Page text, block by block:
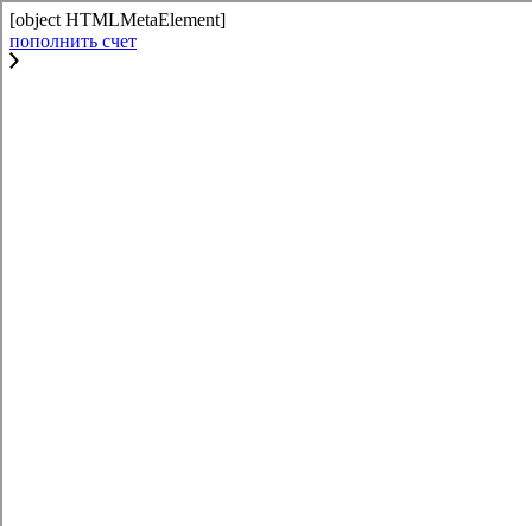
[object HTMLMetaElement]
пополнить счет